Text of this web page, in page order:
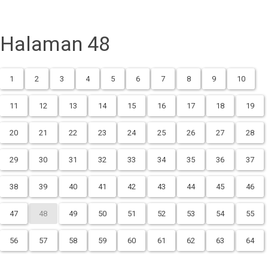
Halaman 48
1 2 3 4 5 6 7 8 9 10
11 12 13 14 15 16 17 18 19
20 21 22 23 24 25 26 27 28
29 30 31 32 33 34 35 36 37
38 39 40 41 42 43 44 45 46
47 48 49 50 51 52 53 54 55
56 57 58 59 60 61 62 63 64